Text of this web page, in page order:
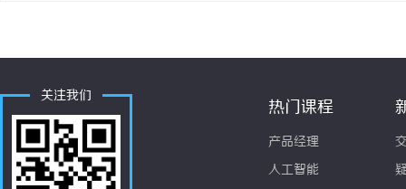
关注我们
热门课程
产品经理
人工智能